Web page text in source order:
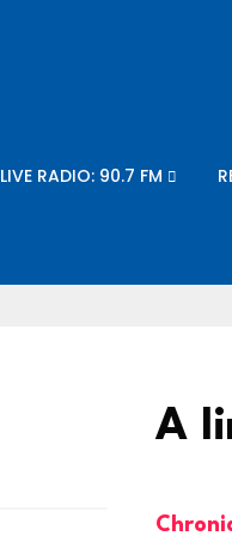
LIVE RADIO: 90.7 FM
A